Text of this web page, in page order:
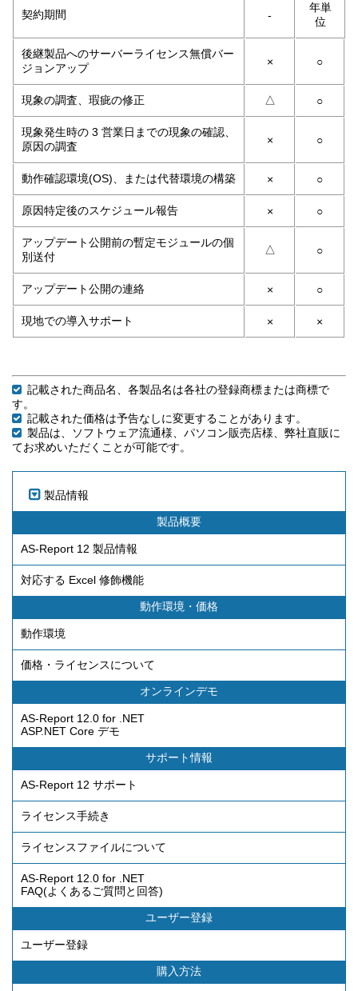
契約期間 -
年単
位
後継製品へのサーバーライセンス無償バー
ジョンアップ
× ○
現象の調査、瑕疵の修正 △ ○
現象発生時の 3 営業日までの現象の確認、
原因の調査
× ○
動作確認環境(OS)、または代替環境の構築 × ○
原因特定後のスケジュール報告 × ○
アップデート公開前の暫定モジュールの個
別送付
△ ○
アップデート公開の連絡 × ○
現地での導入サポート × ×
記載された商品名、各製品名は各社の登録商標または商標で
す。
記載された価格は予告なしに変更することがあります。
製品は、ソフトウェア流通様、パソコン販売店様、弊社直販に
てお求めいただくことが可能です。
製品情報
製品概要
AS-Report 12 製品情報
対応する Excel 修飾機能
動作環境・価格
動作環境
価格・ライセンスについて
オンラインデモ
AS-Report 12.0 for .NET
ASP.NET Core デモ
サポート情報
AS-Report 12 サポート
ライセンス手続き
ライセンスファイルについて
AS-Report 12.0 for .NET
FAQ(よくあるご質問と回答)
ユーザー登録
ユーザー登録
購入方法